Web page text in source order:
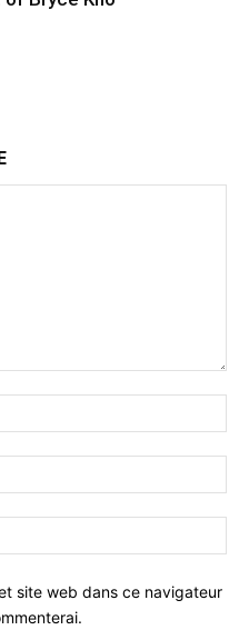
site web dans ce navigateur